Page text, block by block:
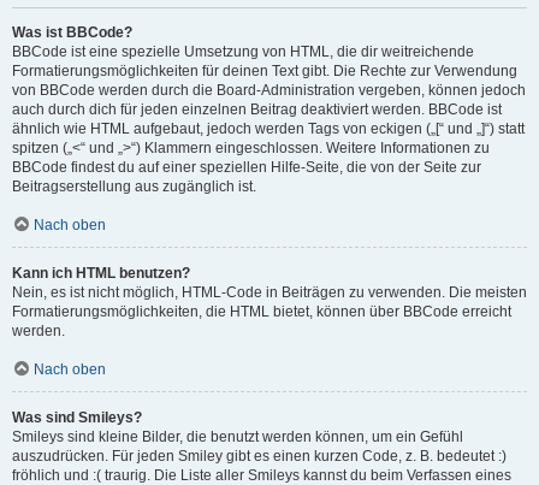
Was ist BBCode?
BBCode ist eine spezielle Umsetzung von HTML, die dir weitreichende
Formatierungsmöglichkeiten für deinen Text gibt. Die Rechte zur Verwendung
von BBCode werden durch die Board-Administration vergeben, können jedoch
auch durch dich für jeden einzelnen Beitrag deaktiviert werden. BBCode ist
ähnlich wie HTML aufgebaut, jedoch werden Tags von eckigen („[“ und „]“) statt
spitzen („<“ und „>“) Klammern eingeschlossen. Weitere Informationen zu
BBCode findest du auf einer speziellen Hilfe-Seite, die von der Seite zur
Beitragserstellung aus zugänglich ist.
Nach oben
Kann ich HTML benutzen?
Nein, es ist nicht möglich, HTML-Code in Beiträgen zu verwenden. Die meisten
Formatierungsmöglichkeiten, die HTML bietet, können über BBCode erreicht
werden.
Nach oben
Was sind Smileys?
Smileys sind kleine Bilder, die benutzt werden können, um ein Gefühl
auszudrücken. Für jeden Smiley gibt es einen kurzen Code, z. B. bedeutet :)
fröhlich und :( traurig. Die Liste aller Smileys kannst du beim Verfassen eines